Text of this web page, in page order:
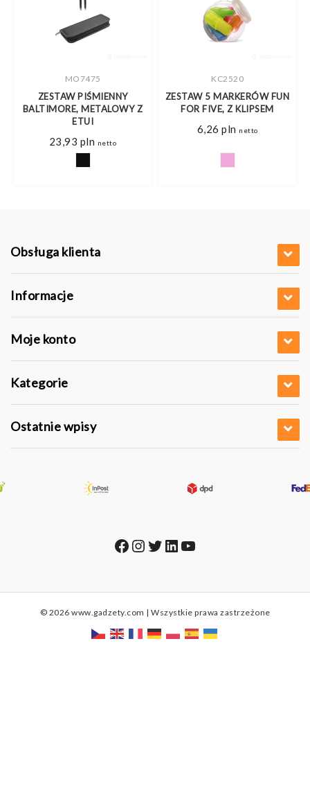
MO7475
ZESTAW PIŚMIENNY
BALTIMORE, METALOWY Z
ETUI
23,93 pln netto
KC2520
ZESTAW 5 MARKERÓW FUN
FOR FIVE, Z KLIPSEM
6,26 pln netto
Obsługa klienta
Informacje
Moje konto
Kategorie
Ostatnie wpisy
Facebook
Instagram
Twitter
LinkedIn
YouTube
© 2026 www.gadzety.com | Wszystkie prawa zastrzeżone